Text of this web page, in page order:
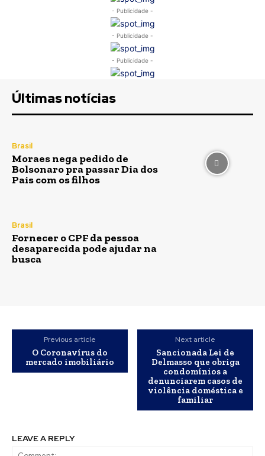
- Publicidade -
- Publicidade -
- Publicidade -
Últimas notícias
Brasil
Moraes nega pedido de
Bolsonaro pra passar Dia dos
Pais com os filhos
Brasil
Fornecer o CPF da pessoa
desaparecida pode ajudar na
busca
Previous article
O Coronavírus do
mercado imobiliário
Next article
Sancionada Lei de
Delmasso que obriga
condomínios a
denunciarem casos de
violência doméstica e
familiar
LEAVE A REPLY